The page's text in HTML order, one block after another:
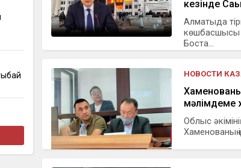
кезінде
Алматыда
көшбасшысы
Боста...
НОВОСТИ
мәлімдеме
Облыс
Хаменованың